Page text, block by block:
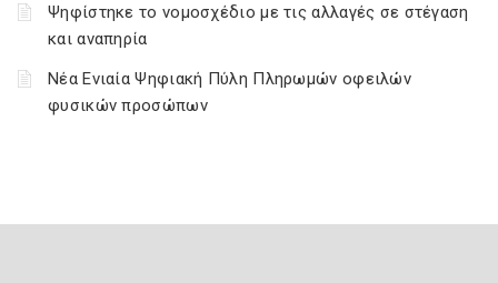
Ψηφίστηκε το νομοσχέδιο με τις αλλαγές σε στέγαση
και αναπηρία
Νέα Ενιαία Ψηφιακή Πύλη Πληρωμών οφειλών
φυσικών προσώπων